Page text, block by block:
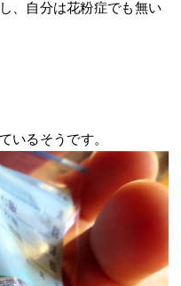
、自分は花粉症でも無い
いるそうです。